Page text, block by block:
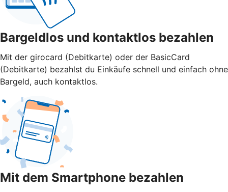
Bargeldlos und kontaktlos bezahlen
Mit der girocard (Debitkarte) oder der BasicCard
(Debitkarte) bezahlst du Einkäufe schnell und einfach ohne
Bargeld, auch kontaktlos.
Mit dem Smartphone bezahlen